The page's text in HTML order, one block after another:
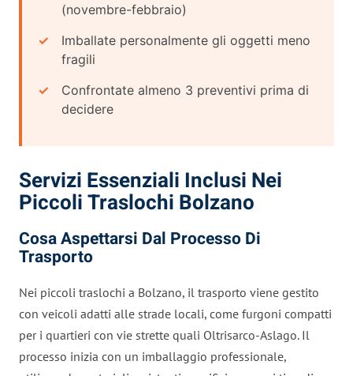
(novembre-febbraio)
Imballate personalmente gli oggetti meno
fragili
Confrontate almeno 3 preventivi prima di
decidere
Servizi Essenziali Inclusi Nei
Piccoli Traslochi Bolzano
Cosa Aspettarsi Dal Processo Di
Trasporto
Nei piccoli traslochi a Bolzano, il trasporto viene gestito
con veicoli adatti alle strade locali, come furgoni compatti
per i quartieri con vie strette quali Oltrisarco-Aslago. Il
processo inizia con un imballaggio professionale,